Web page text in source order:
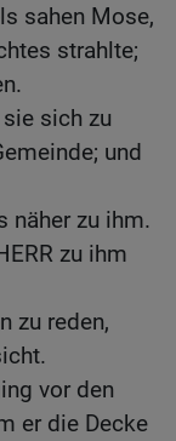
sahen Mose,
strahlte;
sich zu
und
näher zu ihm.
zu ihm
zu reden,
vor den
er die Decke